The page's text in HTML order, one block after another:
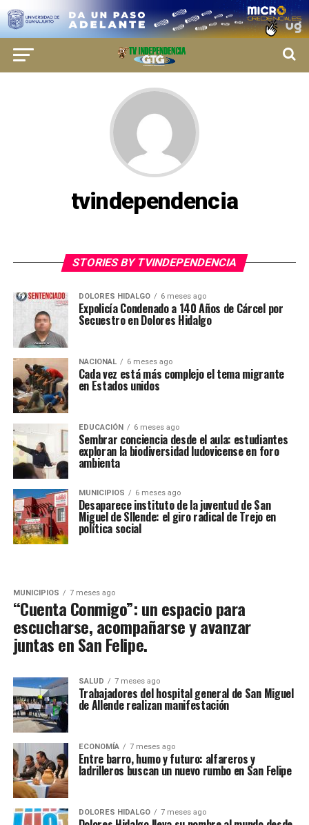
tvindependencia
STORIES BY TVINDEPENDENCIA
DOLORES HIDALGO 6 meses ago
Expolicía Condenado a 140 Años de Cárcel por
Secuestro en Dolores Hidalgo
NACIONAL 6 meses ago
Cada vez está más complejo el tema migrante
en Estados unidos
EDUCACIÓN 6 meses ago
Sembrar conciencia desde el aula: estudiantes
exploran la biodiversidad ludovicense en foro
ambienta
MUNICIPIOS 6 meses ago
Desaparece instituto de la juventud de San
Miguel de Sllende: el giro radical de Trejo en
política social
MUNICIPIOS 7 meses ago
“Cuenta Conmigo”: un espacio para
escucharse, acompañarse y avanzar
juntas en San Felipe.
SALUD 7 meses ago
Trabajadores del hospital general de San Miguel
de Allende realizan manifestación
ECONOMÍA 7 meses ago
Entre barro, humo y futuro: alfareros y
ladrilleros buscan un nuevo rumbo en San Felipe
DOLORES HIDALGO 7 meses ago